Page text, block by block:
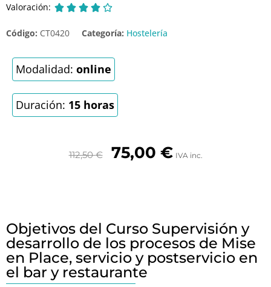
Valoración:     
Código: CT0420 Categoría: Hostelería
Modalidad: online
Duración: 15 horas
112,50€ 75,00 € IVA inc.
Objetivos del Curso Supervisión y
desarrollo de los procesos de Mise
en Place, servicio y postservicio en
el bar y restaurante